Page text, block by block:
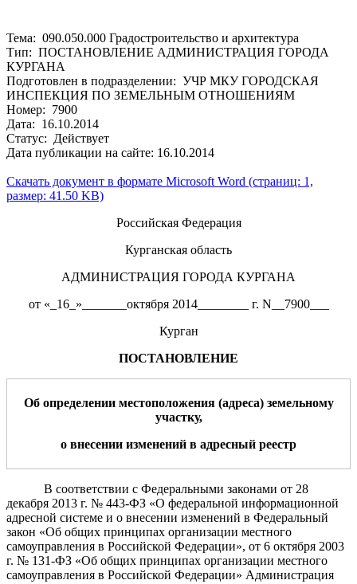
Тема: 090.050.000 Градостроительство и архитектура
Тип: ПОСТАНОВЛЕНИЕ АДМИНИСТРАЦИЯ ГОРОДА
КУРГАНА
Подготовлен в подразделении: УЧР МКУ ГОРОДСКАЯ
ИНСПЕКЦИЯ ПО ЗЕМЕЛЬНЫМ ОТНОШЕНИЯМ
Номер: 7900
Дата: 16.10.2014
Статус: Действует
Дата публикации на сайте: 16.10.2014
Скачать документ в формате Microsoft Word (страниц: 1,
размер: 41.50 KB)
Российская Федерация
Курганская область
АДМИНИСТРАЦИЯ ГОРОДА КУРГАНА
от «_16_»_______октября 2014________ г. N__7900___
Курган
ПОСТАНОВЛЕНИЕ
Об определении местоположения (адреса) земельному
участку,
о внесении изменений в адресный реестр
В соответствии с Федеральными законами от 28
декабря 2013 г. № 443-ФЗ «О федеральной информационной
адресной системе и о внесении изменений в Федеральный
закон «Об общих принципах организации местного
самоуправления в Российской Федерации», от 6 октября 2003
г. № 131-ФЗ «Об общих принципах организации местного
самоуправления в Российской Федерации» Администрация